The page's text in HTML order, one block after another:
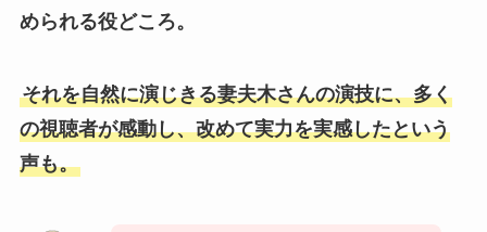
められる役どころ。
それを自然に演じきる妻夫木さんの演技に、多く
の視聴者が感動し、改めて実力を実感したという
声も。